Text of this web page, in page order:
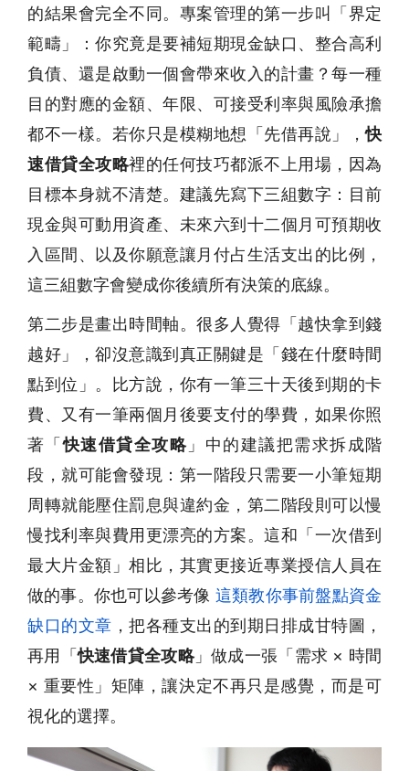
的結果會完全不同。專案管理的第一步叫「界定
範疇」：你究竟是要補短期現金缺口、整合高利
負債、還是啟動一個會帶來收入的計畫？每一種
目的對應的金額、年限、可接受利率與風險承擔
都不一樣。若你只是模糊地想「先借再說」，快
速借貸全攻略裡的任何技巧都派不上用場，因為
目標本身就不清楚。建議先寫下三組數字：目前
現金與可動用資產、未來六到十二個月可預期收
入區間、以及你願意讓月付占生活支出的比例，
這三組數字會變成你後續所有決策的底線。
第二步是畫出時間軸。很多人覺得「越快拿到錢
越好」，卻沒意識到真正關鍵是「錢在什麼時間
點到位」。比方說，你有一筆三十天後到期的卡
費、又有一筆兩個月後要支付的學費，如果你照
著「快速借貸全攻略 」中的建議把需求拆成階
段，就可能會發現：第一階段只需要一小筆短期
周轉就能壓住罰息與違約金，第二階段則可以慢
慢找利率與費用更漂亮的方案。這和「一次借到
最大片金額」相比，其實更接近專業授信人員在
做的事。你也可以參考像 這類教你事前盤點資金
缺口的文章 ，把各種支出的到期日排成甘特圖，
再用「快速借貸全攻略」做成一張「需求 × 時間
× 重要性」矩陣，讓決定不再只是感覺，而是可
視化的選擇。